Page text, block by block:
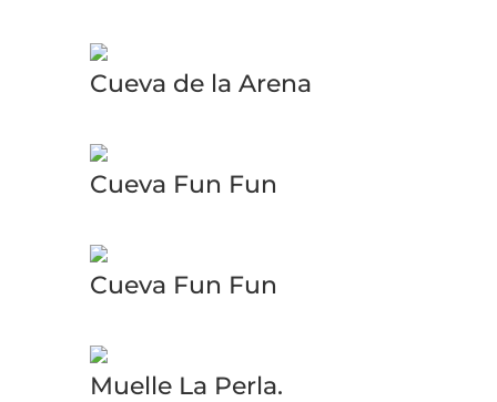
Cueva de la Arena
Cueva Fun Fun
Cueva Fun Fun
Muelle La Perla.